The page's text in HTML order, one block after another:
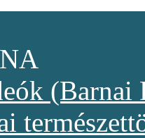
(Barnai